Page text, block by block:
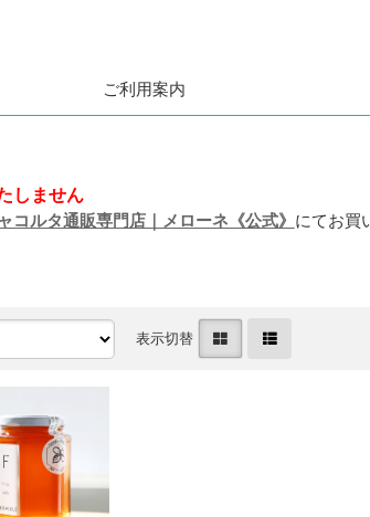
ご利用案内
しません
コルタ通販専門店｜メローネ《公式》 にてお買
表示切替